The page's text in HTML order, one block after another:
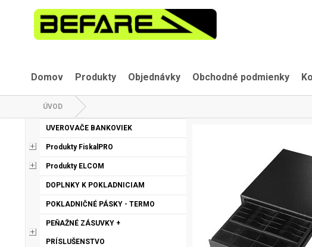
Domov Produkty Objednávky Obchodné podmienky
ÚVOD
UVEROVAČE BANKOVIEK
Produkty FiskalPRO
Produkty ELCOM
DOPLNKY K POKLADNICIAM
POKLADNIČNÉ PÁSKY - TERMO
PEŇAŽNÉ ZÁSUVKY +
PRÍSLUŠENSTVO